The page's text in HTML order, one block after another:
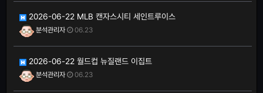
2026-06-22 MLB 캔자스시티 세인트루이스
분석관리자 06.23
2026-06-22 월드컵 뉴질랜드 이집트
분석관리자 06.23